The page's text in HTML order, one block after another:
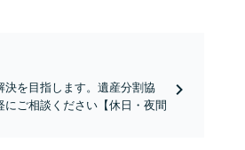
決を目指します。遺産分割協
ご相談ください【休日・夜間